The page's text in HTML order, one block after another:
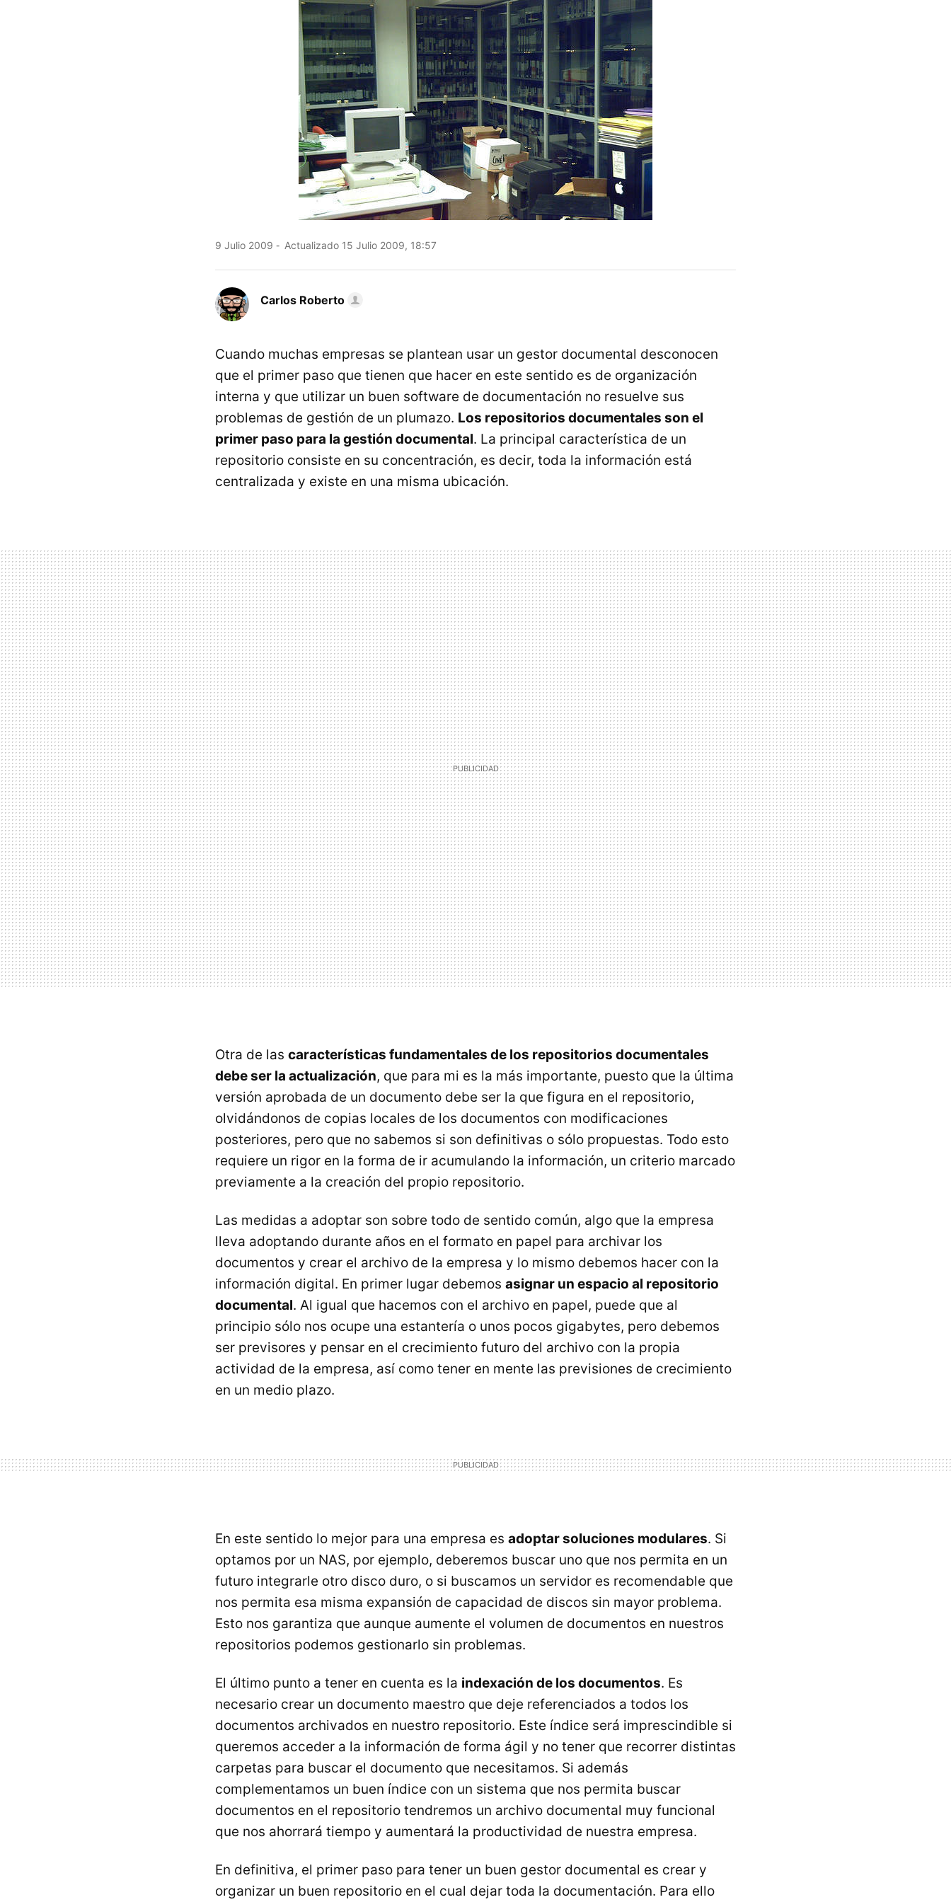
9 Julio 2009 Actualizado 15 Julio 2009, 18:57
Carlos Roberto
Cuando muchas empresas se plantean usar un gestor documental desconocen
que el primer paso que tienen que hacer en este sentido es de organización
interna y que utilizar un buen software de documentación no resuelve sus
problemas de gestión de un plumazo. Los repositorios documentales son el
primer paso para la gestión documental. La principal característica de un
repositorio consiste en su concentración, es decir, toda la información está
centralizada y existe en una misma ubicación.
Otra de las características fundamentales de los repositorios documentales
debe ser la actualización, que para mi es la más importante, puesto que la última
versión aprobada de un documento debe ser la que figura en el repositorio,
olvidándonos de copias locales de los documentos con modificaciones
posteriores, pero que no sabemos si son definitivas o sólo propuestas. Todo esto
requiere un rigor en la forma de ir acumulando la información, un criterio marcado
previamente a la creación del propio repositorio.
Las medidas a adoptar son sobre todo de sentido común, algo que la empresa
lleva adoptando durante años en el formato en papel para archivar los
documentos y crear el archivo de la empresa y lo mismo debemos hacer con la
información digital. En primer lugar debemos asignar un espacio al repositorio
documental. Al igual que hacemos con el archivo en papel, puede que al
principio sólo nos ocupe una estantería o unos pocos gigabytes, pero debemos
ser previsores y pensar en el crecimiento futuro del archivo con la propia
actividad de la empresa, así como tener en mente las previsiones de crecimiento
en un medio plazo.
En este sentido lo mejor para una empresa es adoptar soluciones modulares. Si
optamos por un NAS, por ejemplo, deberemos buscar uno que nos permita en un
futuro integrarle otro disco duro, o si buscamos un servidor es recomendable que
nos permita esa misma expansión de capacidad de discos sin mayor problema.
Esto nos garantiza que aunque aumente el volumen de documentos en nuestros
repositorios podemos gestionarlo sin problemas.
El último punto a tener en cuenta es la indexación de los documentos. Es
necesario crear un documento maestro que deje referenciados a todos los
documentos archivados en nuestro repositorio. Este índice será imprescindible si
queremos acceder a la información de forma ágil y no tener que recorrer distintas
carpetas para buscar el documento que necesitamos. Si además
complementamos un buen índice con un sistema que nos permita buscar
documentos en el repositorio tendremos un archivo documental muy funcional
que nos ahorrará tiempo y aumentará la productividad de nuestra empresa.
En definitiva, el primer paso para tener un buen gestor documental es crear y
organizar un buen repositorio en el cual dejar toda la documentación. Para ello